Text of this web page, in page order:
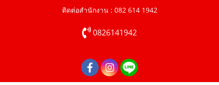
ติดต่อสำนักงาน : 082 614 1942
0826141942